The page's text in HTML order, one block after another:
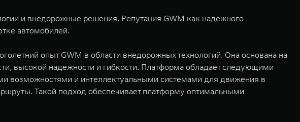
и внедорожные решения. Репутация GWM как надежного
автомобилей.
опыт GWM в области внедорожных технологий. Она основана на
высокой надежности и гибкости. Платформа обладает следующими
и интеллектуальными системами для движения в
Такой подход обеспечивает платформу оптимальными